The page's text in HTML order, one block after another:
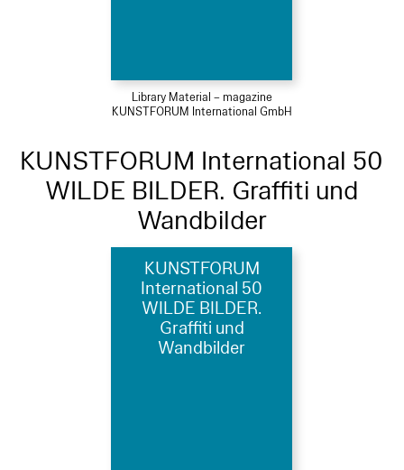
Library Material – magazine
KUNSTFORUM International GmbH
KUNSTFORUM International 50
WILDE BILDER. Graffiti und
Wandbilder
KUNSTFORUM
International 50
WILDE BILDER.
Graffiti und
Wandbilder